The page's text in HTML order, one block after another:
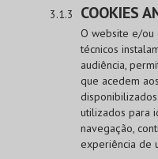
COOKIES
O website e/ou
técnicos
audiência,
que acedem
utilizados para
navegação,
experiência de